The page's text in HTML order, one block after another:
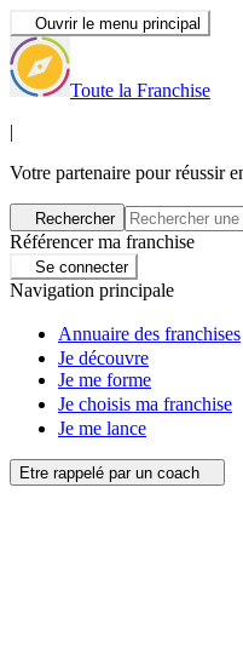
Ouvrir le menu principal
Toute la Franchise
|
Votre partenaire pour réussir
Rechercher
Référencer ma franchise
Se connecter
Navigation principale
Annuaire des franchises
Je découvre
Je me forme
Je choisis ma franchise
Je me lance
Etre rappelé par un coach